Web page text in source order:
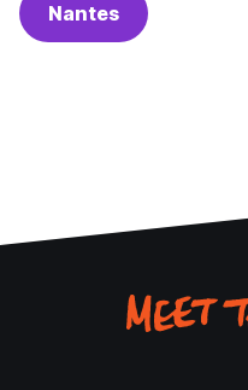
Nantes